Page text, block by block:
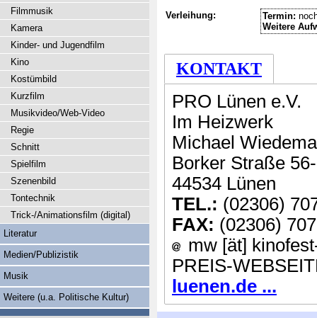
Verleihung: Termin:
Weitere
KONTAKT
PRO Lünen e.V.
Im Heizwerk
Michael
Borker Straße
44534 Lünen
TEL.: (02306)
FAX: (02306)
mw [ät]
PREIS-
luenen.de ...
Filmmusik
Kamera
Kinder- und Jugendfilm
Kino
Kostümbild
Kurzfilm
Musikvideo/Web-Video
Regie
Schnitt
Spielfilm
Szenenbild
Tontechnik
Trick-/Animationsfilm (digital)
Literatur
Medien/Publizistik
Musik
Weitere (u.a. Politische Kultur)